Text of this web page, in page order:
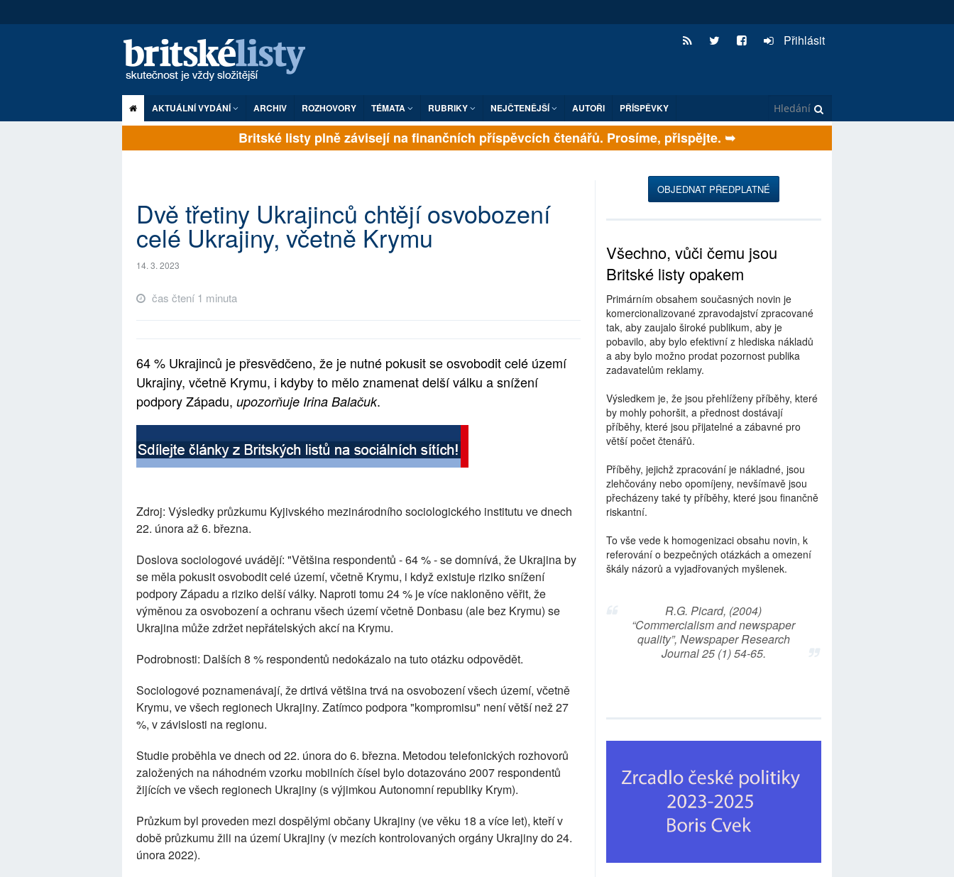
Přihlásit
AKTUÁLNÍ VYDÁNÍ ARCHIV ROZHOVORY TÉMATA RUBRIKY NEJČTENĚJŠÍ AUTOŘI PŘÍSPĚVKY
Britské listy plně závisejí na finančních příspěvcích čtenářů. Prosíme, přispějte. ➥
Dvě třetiny Ukrajinců chtějí osvobození
celé Ukrajiny, včetně Krymu
14. 3. 2023
čas čtení 1 minuta
64 % Ukrajinců je přesvědčeno, že je nutné pokusit se osvobodit celé území
Ukrajiny, včetně Krymu, i kdyby to mělo znamenat delší válku a snížení
podpory Západu, upozorňuje Irina Balačuk.
Zdroj: Výsledky průzkumu Kyjivského mezinárodního sociologického institutu ve dnech
22. února až 6. března.
Doslova sociologové uvádějí: "Většina respondentů - 64 % - se domnívá, že Ukrajina by
se měla pokusit osvobodit celé území, včetně Krymu, i když existuje riziko snížení
podpory Západu a riziko delší války. Naproti tomu 24 % je více nakloněno věřit, že
výměnou za osvobození a ochranu všech území včetně Donbasu (ale bez Krymu) se
Ukrajina může zdržet nepřátelských akcí na Krymu.
Podrobnosti: Dalších 8 % respondentů nedokázalo na tuto otázku odpovědět.
Sociologové poznamenávají, že drtivá většina trvá na osvobození všech území, včetně
Krymu, ve všech regionech Ukrajiny. Zatímco podpora "kompromisu" není větší než 27
%, v závislosti na regionu.
Studie proběhla ve dnech od 22. února do 6. března. Metodou telefonických rozhovorů
založených na náhodném vzorku mobilních čísel bylo dotazováno 2007 respondentů
žijících ve všech regionech Ukrajiny (s výjimkou Autonomní republiky Krym).
Průzkum byl proveden mezi dospělými občany Ukrajiny (ve věku 18 a více let), kteří v
době průzkumu žili na území Ukrajiny (v mezích kontrolovaných orgány Ukrajiny do 24.
února 2022).
OBJEDNAT PŘEDPLATNÉ
Všechno, vůči čemu jsou
Britské listy opakem
Primárním obsahem současných novin je
komercionalizované zpravodajství zpracované
tak, aby zaujalo široké publikum, aby je
pobavilo, aby bylo efektivní z hlediska nákladů
a aby bylo možno prodat pozornost publika
zadavatelům reklamy.
Výsledkem je, že jsou přehlíženy příběhy, které
by mohly pohoršit, a přednost dostávají
příběhy, které jsou přijatelné a zábavné pro
větší počet čtenářů.
Příběhy, jejichž zpracování je nákladné, jsou
zlehčovány nebo opomíjeny, nevšímavě jsou
přecházeny také ty příběhy, které jsou finančně
riskantní.
To vše vede k homogenizaci obsahu novin, k
referování o bezpečných otázkách a omezení
škály názorů a vyjadřovaných myšlenek.
R.G. Picard, (2004)
“Commercialism and newspaper
quality”, Newspaper Research
Journal 25 (1) 54-65.